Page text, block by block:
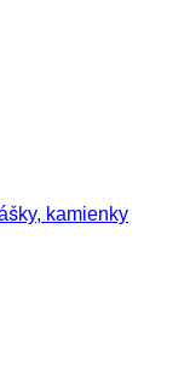
kamienky